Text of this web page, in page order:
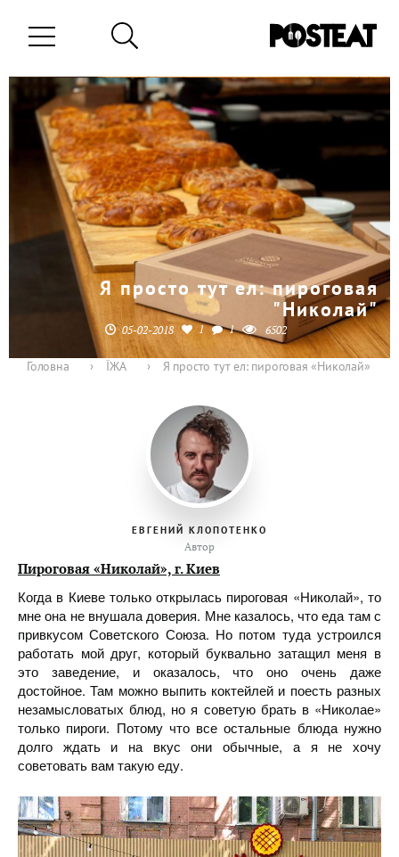
Я просто тут ел: пироговая
"Николай"
05-02-2018 1 1 6502
Головна › ЇЖА › Я просто тут ел: пироговая «Николай»
ЕВГЕНИЙ КЛОПОТЕНКО
Автор
Пироговая «Николай», г. Киев
Когда в Киеве только открылась пироговая «Николай», то
мне она не внушала доверия. Мне казалось, что еда там с
привкусом Советского Союза. Но потом туда устроился
работать мой друг, который буквально затащил меня в
это заведение, и оказалось, что оно очень даже
достойное. Там можно выпить коктейлей и поесть разных
незамысловатых блюд, но я советую брать в «Николае»
только пироги. Потому что все остальные блюда нужно
долго ждать и на вкус они обычные, а я не хочу
советовать вам такую еду.